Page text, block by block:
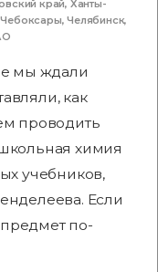
край, Ханты-
Чебоксары,Челябинск,
мы ждали
как
проводить
химия
учебников,
Если
предмет по-